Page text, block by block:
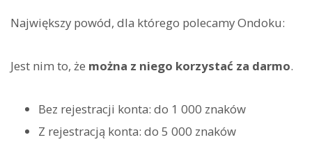
Największy powód, dla którego polecamy Ondoku:
Jest nim to, że można z niego korzystać za darmo.
Bez rejestracji konta: do 1 000 znaków
Z rejestracją konta: do 5 000 znaków